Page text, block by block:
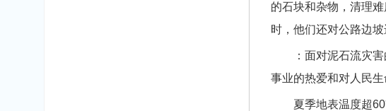
的石块和杂物，清理
时，他们还对公路边
：面对泥石流灾害的
事业的热爱和对人民
夏季地表温度超60℃